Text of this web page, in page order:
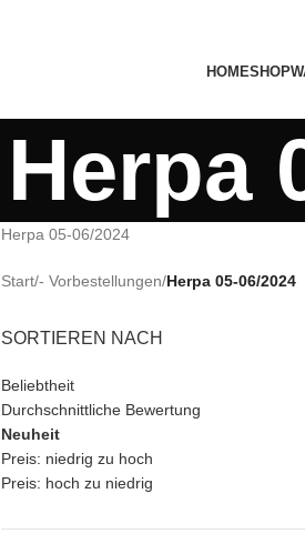
HOMESHOP
Herpa
Herpa 05-06/2024
Start/- Vorbestellungen/Herpa 05-06/2024
SORTIEREN NACH
Beliebtheit
Durchschnittliche Bewertung
Neuheit
Preis: niedrig zu hoch
Preis: hoch zu niedrig